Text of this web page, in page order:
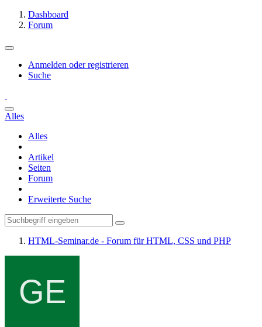
Dashboard
Forum
Anmelden oder registrieren
Suche
Alles
Alles
Artikel
Seiten
Forum
Erweiterte Suche
HTML-Seminar.de - Forum für HTML, CSS und PHP